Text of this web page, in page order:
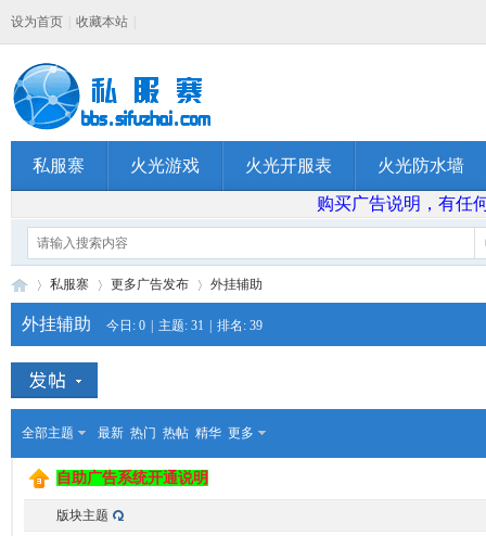
设为首页 收藏本站
私服寨 火光游戏 火光开服表 火光防水墙
购买广告说明，有任
»
私服寨 更多广告发布 外挂辅助
外挂辅助 今日: 0 主题: 31 排名: 39
全部主题 最新 热门 热帖 精华 更多
自助广告系统开通说明
版块主题